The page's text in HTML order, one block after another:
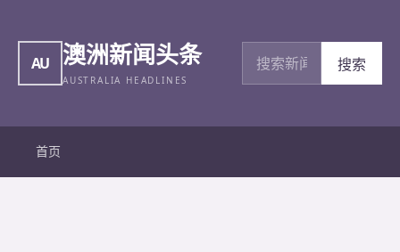
AU 澳洲新闻头条
AUSTRALIA HEADLINES
搜索新闻
搜索
首页